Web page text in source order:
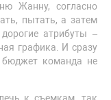
Жанну, согласно
пытать, а затем
атрибуты –
графика. И сразу
бюджет команда не